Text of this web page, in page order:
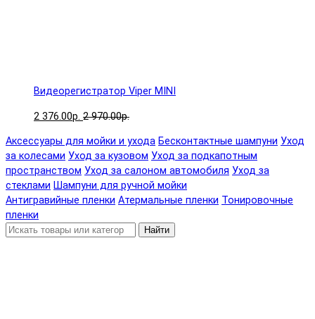
Видеорегистратор Viper MINI
2 376.00р. 2 970.00р.
Аксессуары для мойки и ухода Бесконтактные шампуни Уход
за колесами Уход за кузовом Уход за подкапотным
пространством Уход за салоном автомобиля Уход за
стеклами Шампуни для ручной мойки
Антигравийные пленки Атермальные пленки Тонировочные
пленки
Найти